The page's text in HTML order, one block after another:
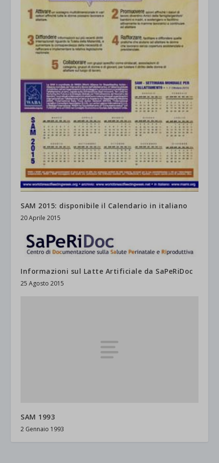
SAM 2015: disponibile il Calendario in italiano
20 Aprile 2015
Informazioni sul Latte Artificiale da SaPeRiDoc
25 Agosto 2015
SAM 1993
2 Gennaio 1993